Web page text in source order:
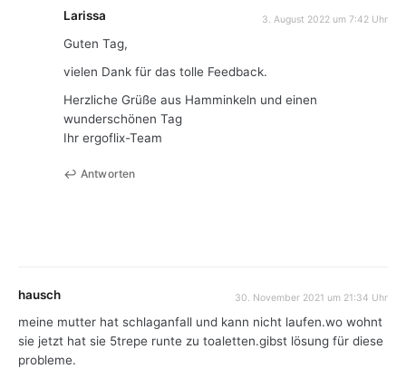
Larissa 3. August 2022 um 7:42 Uhr
Guten Tag,
vielen Dank für das tolle Feedback.
Herzliche Grüße aus Hamminkeln und einen
wunderschönen Tag
Ihr ergoflix-Team
Antworten
hausch 30. November 2021 um 21:34 Uhr
meine mutter hat schlaganfall und kann nicht laufen.wo wohnt
sie jetzt hat sie 5trepe runte zu toaletten.gibst lösung für diese
probleme.